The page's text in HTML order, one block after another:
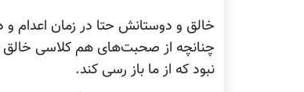
خالق و دوستانش حتا در زمان اعدام
چنانچه از صحبت‌های هم کلاسی خالق
نبود که از ما باز رسی کند.